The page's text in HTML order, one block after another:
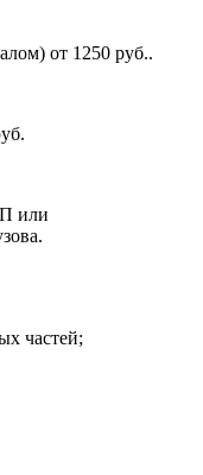
от 1250 руб..
или
частей;